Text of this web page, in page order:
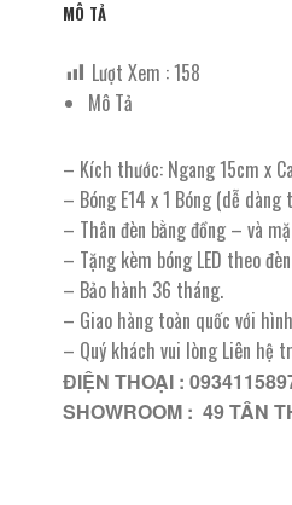
MÔ TẢ
Lượt Xem :158
Mô Tả
– Kích thước: Ngang 15cm x
– Bóng E14 x 1 Bóng (dễ
– Thân đèn bằng đồng – và
– Tặng kèm bóng LED theo
– Bảo hành 36 tháng.
– Giao hàng toàn quốc với
– Quý khách vui lòng Liên hệ
ĐIỆN THOẠI :
SHOWROOM : 49 TÂN